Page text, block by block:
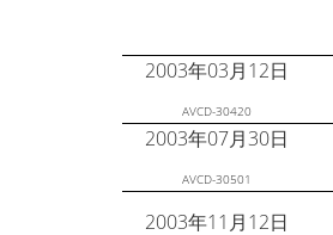
2003年03月12日
AVCD-30420
2003年07月30日
AVCD-30501
2003年11月12日